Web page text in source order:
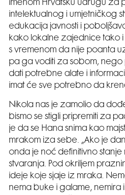
imenom Hrvatsku udrugu za
intelektualnog i umjetničkog
edukacija javnosti i
kako lokalne zajednice tako i
s vremenom da nije poanta
pa ga voditi za sobom, nego
dati potrebne alate i
imat će sve potrebno da
Nikola nas je zamolio da
bismo se stigli pripremiti za
je da se Hana snima kao
mrakom iza sebe. „Ako je
onda je noć definitivno stanje
stvaranja. Pod okriljem
ideje koje sjaje iz mraka.
nema buke i galame, nemira